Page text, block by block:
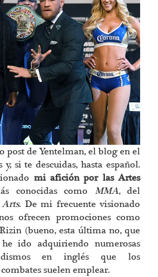
post de Yentelman, el blog en el
si te descuidas, hasta español.
mi afición por las Artes
conocidas como MMA, del
. De mi frecuente visionado
ofrecen promociones como
(bueno, esta última no, que
ido adquiriendo numerosas
en inglés que los
suelen emplear.